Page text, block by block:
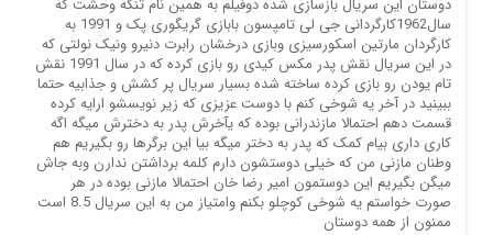
دوستان این سریال بازسازی شده دوفیلم به همین نام تنگه وحشت که
سال1962کارگردانی جی لی تامپسون بابازی گریگوری پک و 1991 به
کارگردان مارتین اسکورسیزی وبازی درخشان رابرت دنیرو ونیک نولتی که
در این سریال نقش پدر مکس کیدی رو بازی کرده که در سال 1991 نقش
تام یودن رو بازی کرده ساخته شده بسیار سریال پر کشش و جذابیه حتما
ببینید در آخر یه شوخی کنم با دوست عزیزی که زیر نویسشو ارایه کرده
قسمت دهم احتمالا مازندرانی بوده که یآخرش پدر به دخترش میگه اگه
کاری داری بیام کمک که پدر به دختر میگه بیا این برگرها رو بگیریم هم
وطنان مازنی من که خیلی دوستشون دارم کلمه برداشتن ندارن وبه جاش
میگن بگیریم این دوستمون امیر رضا خان احتمالا مازنی بوده در هر
صورت خواستم یه شوخی کوچلو بکنم وامتیاز من به این سریال 8.5 است
ممنون از همه دوستان